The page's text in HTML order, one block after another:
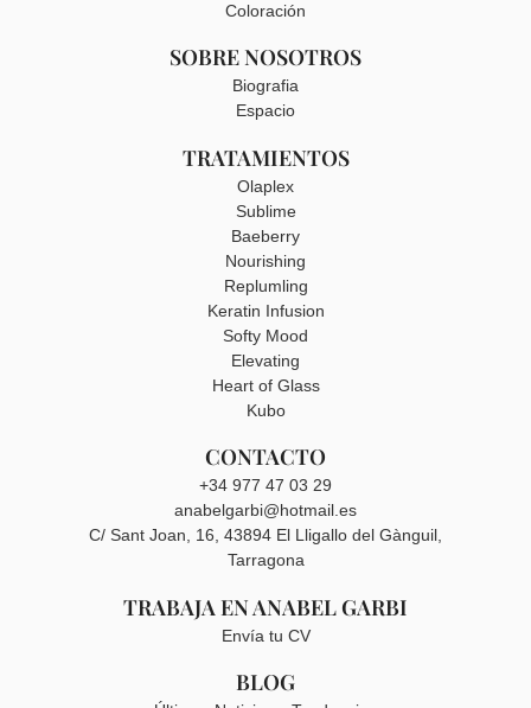
Coloración
SOBRE NOSOTROS
Biografia
Espacio
TRATAMIENTOS
Olaplex
Sublime
Baeberry
Nourishing
Replumling
Keratin Infusion
Softy Mood
Elevating
Heart of Glass
Kubo
CONTACTO
+34 977 47 03 29
anabelgarbi@hotmail.es
C/ Sant Joan, 16, 43894 El Lligallo del Gànguil,
Tarragona
TRABAJA EN ANABEL GARBI
Envía tu CV
BLOG